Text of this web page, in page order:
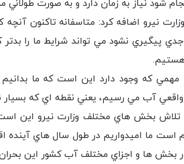
شود نياز به زمان دارد و به صورت
نیرو اضافه كرد: متاسفانه تاكنون
پيگيري نشود مي تواند شرايط ما را
هستيم.
كه وجود دارد اين است كه ما بدانيم
واقعي آب مي رسيم، يعني نقطه اي كه
تلاش بخش هاي مختلف وزارت نيرو اين
است ما اميدواريم در طول سال هاي آينده
بخش ها و اجزاي مختلف آب كشور اين